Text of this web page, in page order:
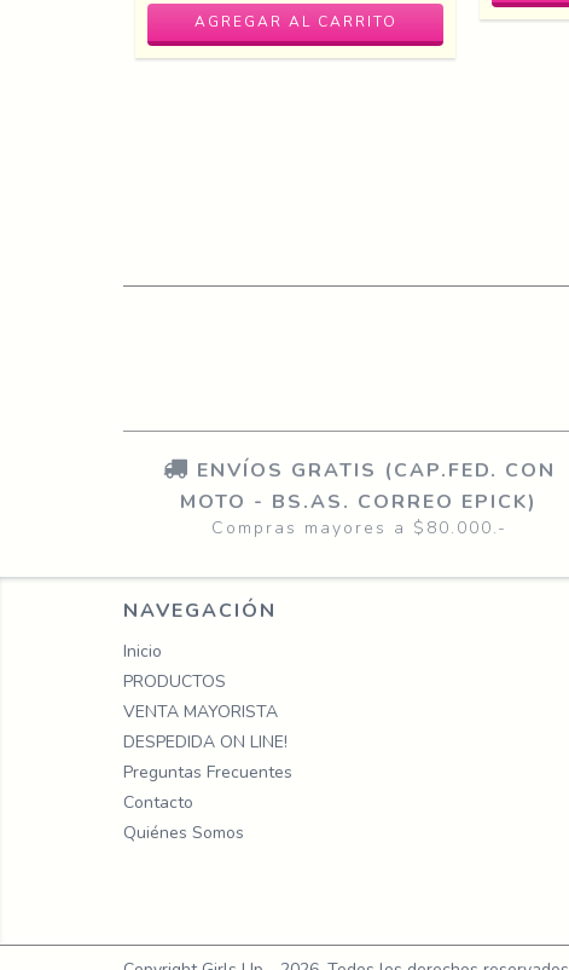
ENVÍOS GRATIS (CAP.FED. CON
MOTO - BS.AS. CORREO EPICK)
Compras mayores a $80.000.-
NAVEGACIÓN
Inicio
PRODUCTOS
VENTA MAYORISTA
DESPEDIDA ON LINE!
Preguntas Frecuentes
Contacto
Quiénes Somos